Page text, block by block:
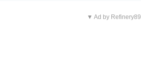
▼ Ad by Refinery89